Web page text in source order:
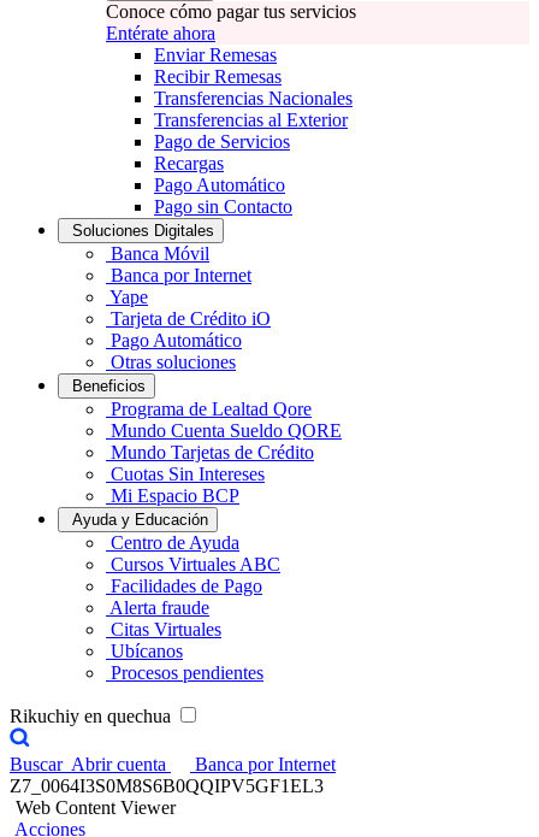
Conoce cómo pagar tus servicios
Entérate ahora
Enviar Remesas
Recibir Remesas
Transferencias Nacionales
Transferencias al Exterior
Pago de Servicios
Recargas
Pago Automático
Pago sin Contacto
Soluciones Digitales
Banca Móvil
Banca por Internet
Yape
Tarjeta de Crédito iO
Pago Automático
Otras soluciones
Beneficios
Programa de Lealtad Qore
Mundo Cuenta Sueldo QORE
Mundo Tarjetas de Crédito
Cuotas Sin Intereses
Mi Espacio BCP
Ayuda y Educación
Centro de Ayuda
Cursos Virtuales ABC
Facilidades de Pago
Alerta fraude
Citas Virtuales
Ubícanos
Procesos pendientes
Rikuchiy en quechua
Buscar Abrir cuenta
Banca por Internet
Z7_0064I3S0M8S6B0QQIPV5GF1EL3
Web Content Viewer
Acciones